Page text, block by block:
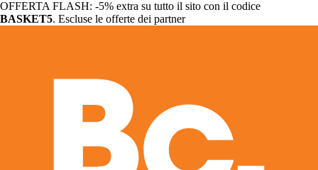
OFFERTA FLASH: -5% extra su tutto il sito con il codice
BASKET5. Escluse le offerte dei partner